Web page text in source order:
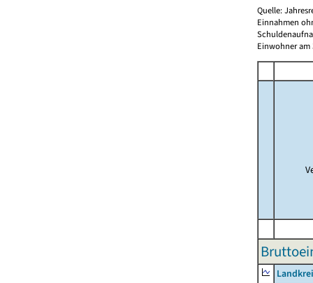
Quelle:
Einnahmen
Einwohner am